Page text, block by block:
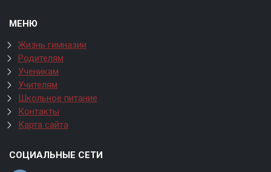
МЕНЮ
Жизнь гимназии
Родителям
Ученикам
Учителям
Школьное питание
Контакты
Карта сайта
СОЦИАЛЬНЫЕ СЕТИ